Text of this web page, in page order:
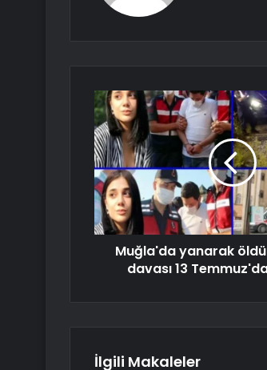
Muğla'da yanarak
davası 13
İlgili Makaleler